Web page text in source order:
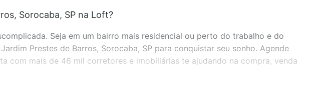
Sorocaba, SP na Loft?
Seja em um bairro mais residencial ou perto do trabalho e do
Prestes de Barros, Sorocaba, SP para conquistar seu sonho. Agende
com mais de 46 mil corretores e imobiliárias te ajudando na compra, venda